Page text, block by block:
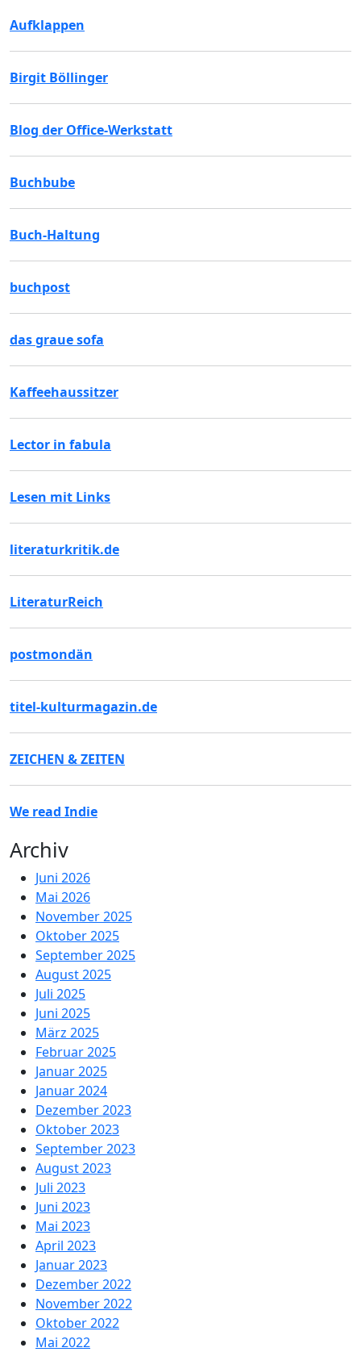
Aufklappen
Birgit Böllinger
Blog der Office-Werkstatt
Buchbube
Buch-Haltung
buchpost
das graue sofa
Kaffeehaussitzer
Lector in fabula
Lesen mit Links
literaturkritik.de
LiteraturReich
postmondän
titel-kulturmagazin.de
ZEICHEN & ZEITEN
We read Indie
Archiv
Juni 2026
Mai 2026
November 2025
Oktober 2025
September 2025
August 2025
Juli 2025
Juni 2025
März 2025
Februar 2025
Januar 2025
Januar 2024
Dezember 2023
Oktober 2023
September 2023
August 2023
Juli 2023
Juni 2023
Mai 2023
April 2023
Januar 2023
Dezember 2022
November 2022
Oktober 2022
Mai 2022